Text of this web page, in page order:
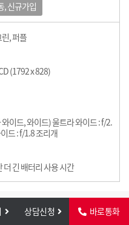
, 신규가입
, 퍼플
(1792 x 828)
이드, 와이드) 울트라 와이드 : f/2.
드 : f/1.8 조리개
긴 배터리 사용 시간
상담신청 바로통화